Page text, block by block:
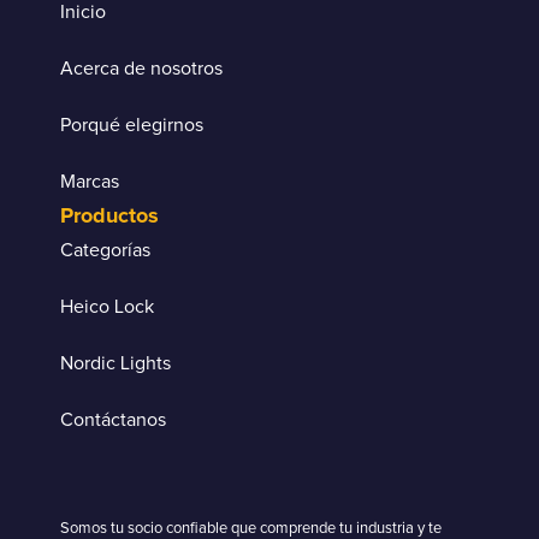
Somos tu socio confiable que comprende tu industria y te
Inicio
Acerca de nosotros
Porqué elegirnos
Marcas
Productos
Categorías
Heico Lock
Nordic Lights
Contáctanos